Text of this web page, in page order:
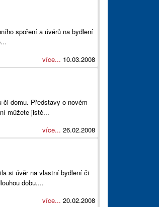
spoření a úvěrů na bydlení
více... 10.03.2008
domu. Představy o novém
můžete jistě...
více... 26.02.2008
si úvěr na vlastní bydlení či
dobu....
více... 20.02.2008